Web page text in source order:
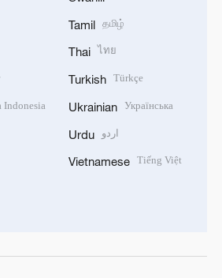
Indonesia
Tamil தமிழ்
Thai ไทย
Turkish Türkçe
Ukrainian Українська
Urdu اردو
Vietnamese Tiếng Việt